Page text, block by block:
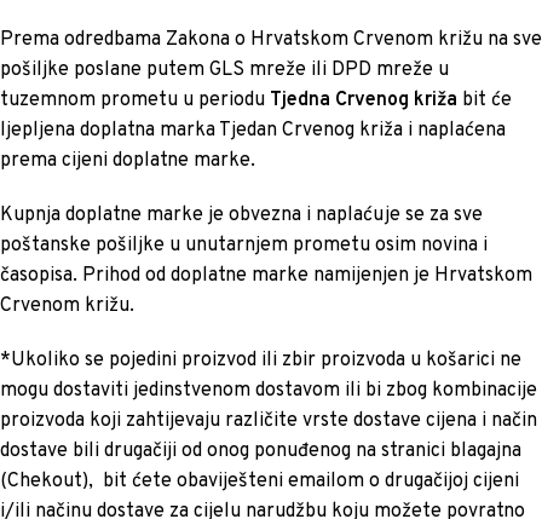
Prema odredbama Zakona o Hrvatskom Crvenom križu na sve
pošiljke poslane putem GLS mreže ili DPD mreže u
tuzemnom prometu u periodu Tjedna Crvenog križa bit će
ljepljena doplatna marka Tjedan Crvenog križa i naplaćena
prema cijeni doplatne marke.
Kupnja doplatne marke je obvezna i naplaćuje se za sve
poštanske pošiljke u unutarnjem prometu osim novina i
časopisa. Prihod od doplatne marke namijenjen je Hrvatskom
Crvenom križu.
*Ukoliko se pojedini proizvod ili zbir proizvoda u košarici ne
mogu dostaviti jedinstvenom dostavom ili bi zbog kombinacije
proizvoda koji zahtijevaju različite vrste dostave cijena i način
dostave bili drugačiji od onog ponuđenog na stranici blagajna
(Chekout), bit ćete obaviješteni emailom o drugačijoj cijeni
i/ili načinu dostave za cijelu narudžbu koju možete povratno